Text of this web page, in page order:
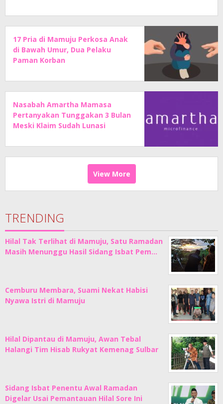
17 Pria di Mamuju Perkosa Anak
di Bawah Umur, Dua Pelaku
Paman Korban
Nasabah Amartha Mamasa
Pertanyakan Tunggakan 3 Bulan
Meski Klaim Sudah Lunasi
View More
TRENDING
Hilal Tak Terlihat di Mamuju, Satu Ramadan
Masih Menunggu Hasil Sidang Isbat Pem…
Cemburu Membara, Suami Nekat Habisi
Nyawa Istri di Mamuju
Hilal Dipantau di Mamuju, Awan Tebal
Halangi Tim Hisab Rukyat Kemenag Sulbar
Sidang Isbat Penentu Awal Ramadan
Digelar Usai Pemantauan Hilal Sore Ini